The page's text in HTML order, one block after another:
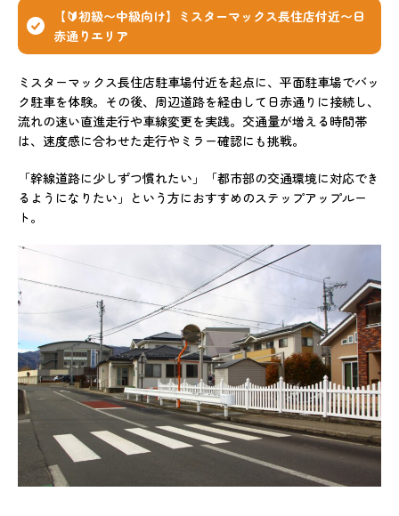
【🔰初級〜中級向け】ミスターマックス長住店付近〜日
赤通りエリア
ミスターマックス長住店駐車場付近を起点に、平面駐車場でバッ
ク駐車を体験。その後、周辺道路を経由して日赤通りに接続し、
流れの速い直進走行や車線変更を実践。交通量が増える時間帯
は、速度感に合わせた走行やミラー確認にも挑戦。
「幹線道路に少しずつ慣れたい」「都市部の交通環境に対応でき
るようになりたい」という方におすすめのステップアップルー
ト。